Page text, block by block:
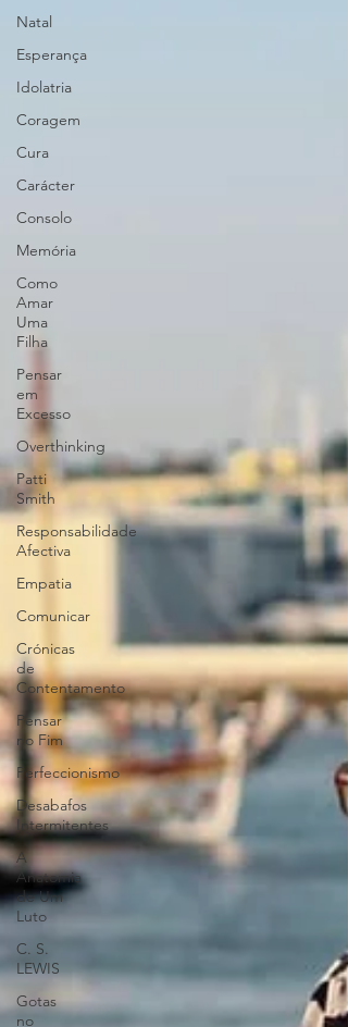
Natal
Esperança
Idolatria
Coragem
Cura
Carácter
Consolo
Memória
Como
Amar
Uma
Filha
Pensar
em
Excesso
Overthinking
Patti
Smith
Responsabilidade
Afectiva
Empatia
Comunicar
Crónicas
de
Contentamento
Pensar
no Fim
Perfeccionismo
Desabafos
Intermitentes
A
Anatomia
de Um
Luto
C. S.
LEWIS
Gotas
no